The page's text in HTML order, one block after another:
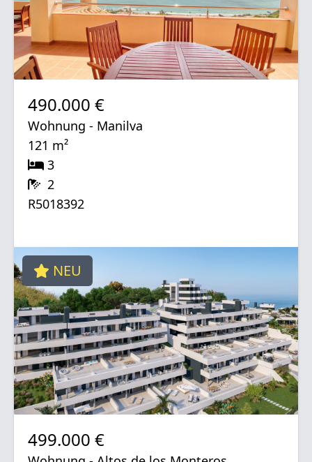
490.000 €
Wohnung - Manilva
121 m²
3
2
R5018392
NEU
499.000 €